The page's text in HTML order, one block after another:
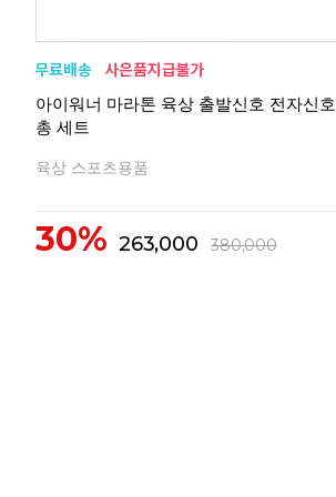
아이워너 마라톤 육상 출발신호 전자신호
총 세트
육상 스포츠용품
30% 263,000 380,000